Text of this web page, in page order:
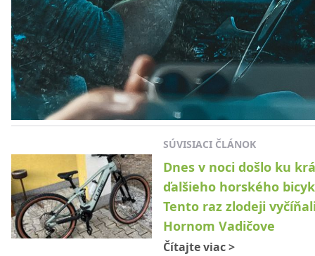
SÚVISIACI ČLÁNOK
Dnes v noci došlo ku
ďalšieho horského
Tento raz zlodeji
Hornom Vadičove
Čítajte viac>